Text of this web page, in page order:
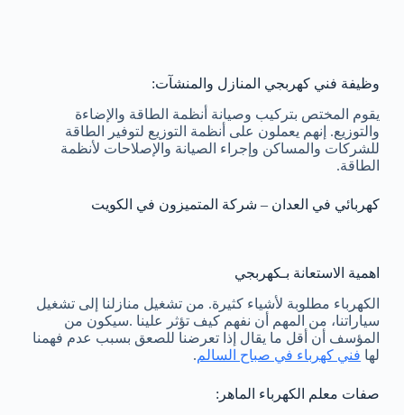
وظيفة فني كهربجي المنازل والمنشآت:
يقوم المختص بتركيب وصيانة أنظمة الطاقة والإضاءة
والتوزيع. إنهم يعملون على أنظمة التوزيع لتوفير الطاقة
للشركات والمساكن وإجراء الصيانة والإصلاحات لأنظمة
الطاقة.
كهربائي في العدان – شركة المتميزون في الكويت
اهمية الاستعانة بـكهربجي
الكهرباء مطلوبة لأشياء كثيرة. من تشغيل منازلنا إلى تشغيل
سياراتنا، من المهم أن نفهم كيف تؤثر علينا .سيكون من
المؤسف أن أقل ما يقال إذا تعرضنا للصعق بسبب عدم فهمنا
لها فني كهرباء في صباح السالم.
صفات معلم الكهرباء الماهر: